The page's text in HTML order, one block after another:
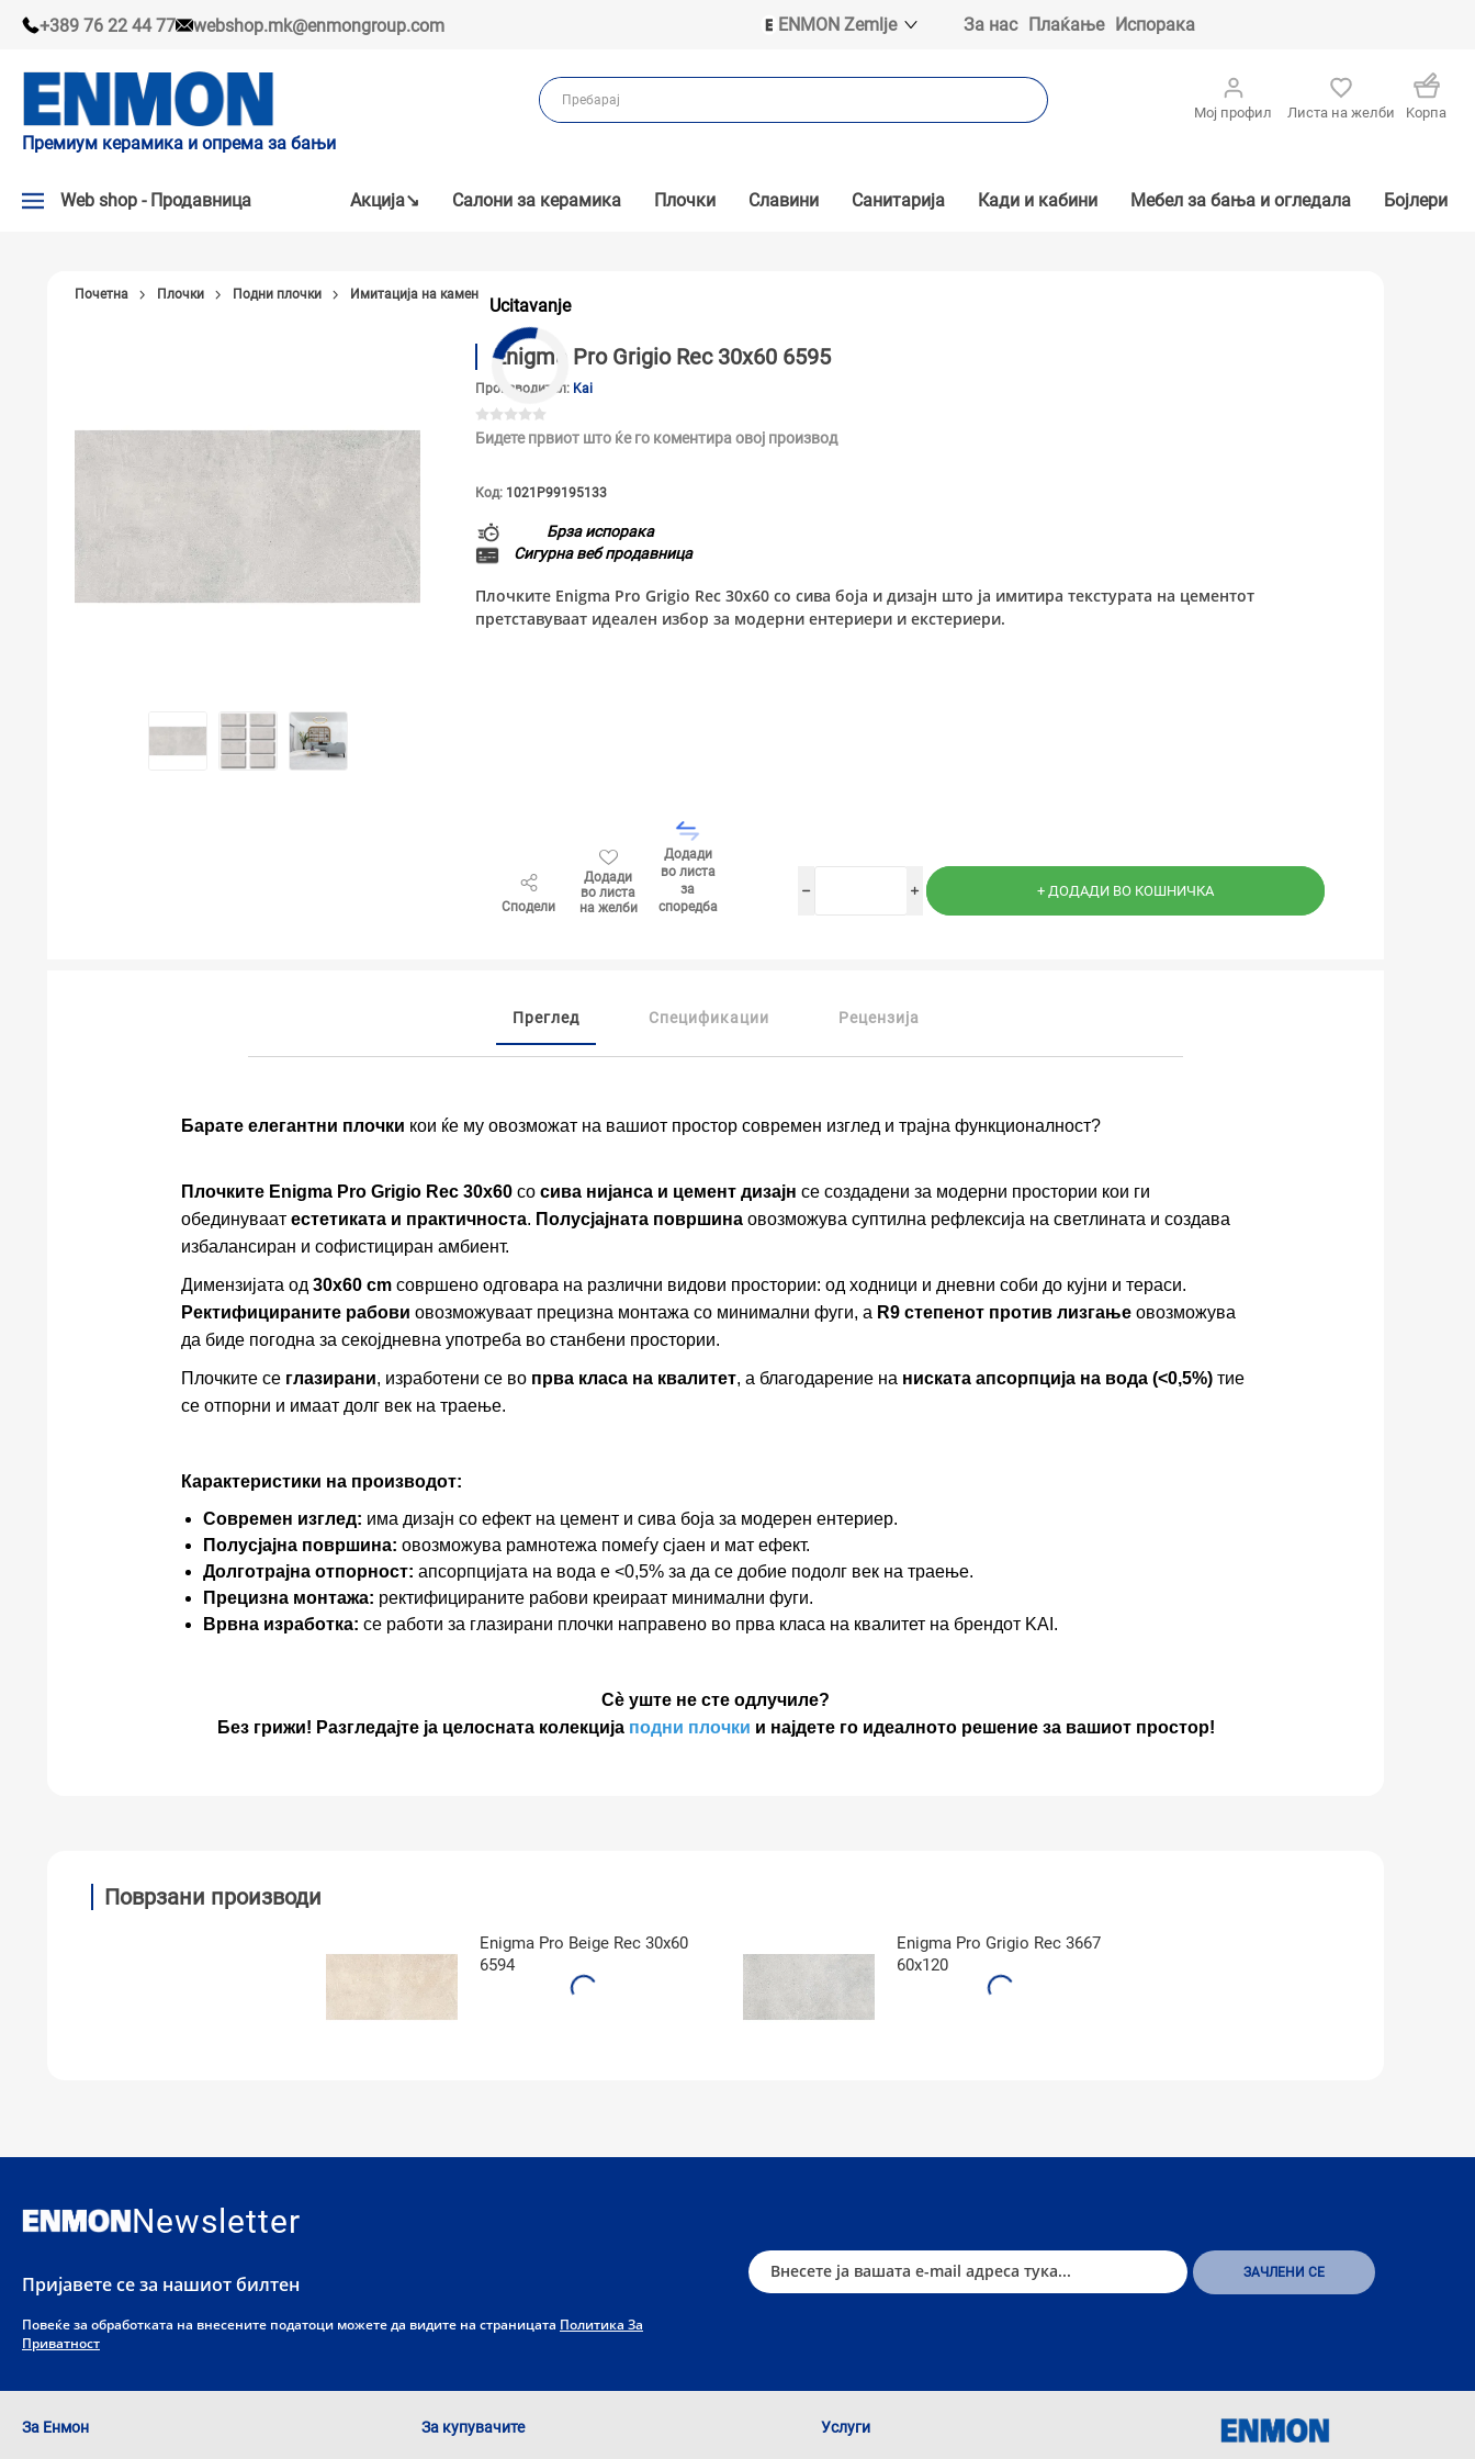
+389 76 22 44 77 webshop.mk@enmongroup.com
ENMON Zemlje
ENMON BIH
ENMON MKD
За нас Плаќање Испорака
Премиум керамика и опрема за бањи
Мој профил Листа на желби Kорпа
Web shop - Продавница
НАШИ ПРЕПОРАКИ
МАТЕРИЈАЛИ ЗА ВГРАДУВАЊЕ НА КЕРАМИКА
Акцијa↘ Салони за керамика Плочки Славини Санитарија Кади и кабини Мебел за бања и огледала Бојлери
Ucitavanje
Почетна Плочки Подни плочки Имитација на камен
Enigma Pro Grigio Rec 30x60 6595
Производител: Kai
Бидете првиот што ќе го коментира овој производ
Код: 1021P99195133
Брза испорака
Сигурна веб продавница
Плочките Enigma Pro Grigio Rec 30x60 со сива боја и дизајн што ја имитира текстурата на цементот
претставуваат идеален избор за модерни ентериери и екстериери.
Сподели
Додади
во листа
на желби
Додади
во листа
за
споредба
i
h
Преглед Спецификации Рецензија
Барате елегантни плочки кои ќе му овозможат на вашиот простор современ изглед и трајна функционалност?
Плочките Enigma Pro Grigio Rec 30x60со сива нијанса и цемент дизајн се создадени за модерни простории кои ги
обединуваат естетиката и практичноста. Полусјајната површинаовозможува суптилна рефлексија на светлината и создава
избалансиран и софистициран амбиент.
Димензијата од 30x60 cmсовршено одговара на различни видови простории: од ходници и дневни соби до кујни и тераси.
Ректифицираните рабови овозможуваат прецизна монтажа со минимални фуги, а R9 степенот против лизгањеовозможува
да биде погодна за секојдневна употреба во станбени простории.
Плочките се глазирани, изработени се во прва класа на квалитет, а благодарение на ниската апсорпција на вода (<0,5%)тие
се отпорни и имаат долг век на траење.
Карактеристики на производот:
Современ изглед: има дизајн со ефект на цемент и сива боја за модерен ентериер.
Полусјајна површина: овозможува рамнотежа помеѓу сјаен и мат ефект.
Долготрајна отпорност: апсорпцијата на вода е <0,5% за да се добие подолг век на траење.
Прецизна монтажа: ректифицираните рабови креираат минимални фуги.
Врвна изработка: се работи за глазирани плочки направено во прва класа на квалитет на брендот KAI.
Сè уште не сте одлучиле?
Без грижи! Разгледајте ја целосната колекција подни плочки и најдете го идеалното решение за вашиот простор!
Поврзани производи
Enigma Pro Beige Rec 30x60
6594
Enigma Pro Grigio Rec 3667
60x120
Newsletter
Пријавете се за нашиот билтен
Повеќе за обработката на внесените податоци можете да видите на страницата Политика За
Приватност
За Енмон За купувачите Услуги